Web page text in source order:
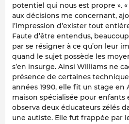
potentiel qui nous est propre ».
aux décisions me concernant,
l’impression d’exister tout
Faute d’être entendus,
par se résigner à ce qu’on leur
quand le sujet possède les
s’en insurge. Ainsi Williams ne
présence de certaines
années 1990, elle fit un stage en
maison spécialisée pour enfants
observa deux éducateurs zélés
une autiste. Elle fut frappée par